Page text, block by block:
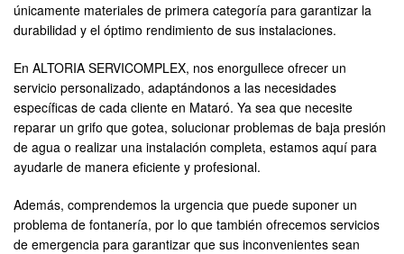
únicamente materiales de primera categoría para garantizar la
durabilidad y el óptimo rendimiento de sus instalaciones.
En ALTORIA SERVICOMPLEX, nos enorgullece ofrecer un
servicio personalizado, adaptándonos a las necesidades
específicas de cada cliente en Mataró. Ya sea que necesite
reparar un grifo que gotea, solucionar problemas de baja presión
de agua o realizar una instalación completa, estamos aquí para
ayudarle de manera eficiente y profesional.
Además, comprendemos la urgencia que puede suponer un
problema de fontanería, por lo que también ofrecemos servicios
de emergencia para garantizar que sus inconvenientes sean